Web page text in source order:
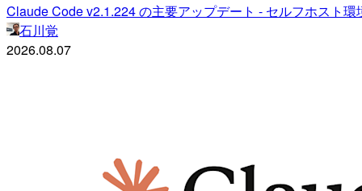
Claude Code v2.1.224 の主要アップデート - セルフホスト
石川覚
2026.08.07